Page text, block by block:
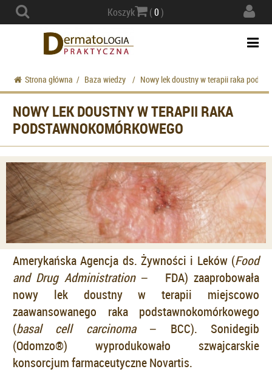
Koszyk (0)
Strona główna / Baza wiedzy / Nowy lek doustny w terapii raka
NOWY LEK DOUSTNY W TERAPII RAKA
PODSTAWNOKOMÓRKOWEGO
Amerykańska Agencja ds. Żywności i Leków (Food
and Drug Administration− FDA) zaaprobowała
nowy lek doustny w terapii miejscowo
zaawansowanego raka podstawnokomórkowego
(basal cell carcinoma − BCC). Sonidegib
(Odomzo®) wyprodukowało szwajcarskie
konsorcjum farmaceutyczne Novartis.